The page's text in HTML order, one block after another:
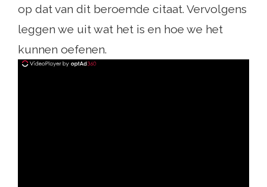
op dat van dit beroemde citaat. Vervolgens
leggen we uit wat het is en hoe we het
kunnen oefenen.